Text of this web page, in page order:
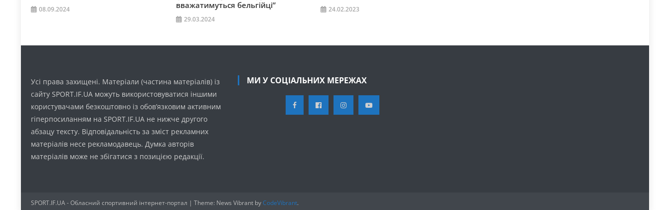
08.09.2024
вважатимуться бельгійці”
29.03.2024
24.02.2023
Усі права захищені. Матеріали (частина матеріалів) із
сайту SPORT.IF.UA можуть використовуватися іншими
користувачами безкоштовно із обов’язковим активним
гіперпосиланням на SPORT.IF.UA не нижче другого
абзацу тексту. Відповідальність за зміст рекламних
матеріалів несе рекламодавець. Думка авторів
матеріалів може не збігатися з позицією редакції.
МИ У СОЦІАЛЬНИХ МЕРЕЖАХ
SPORT.IF.UA - Обласний спортивний інтернет-портал | Theme: News Vibrant byCodeVibrant.